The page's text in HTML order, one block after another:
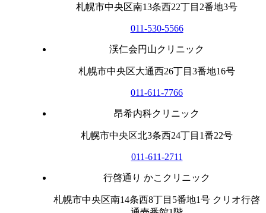
札幌市中央区南13条西22丁目2番地3号
011-530-5566
渓仁会円山クリニック
札幌市中央区大通西26丁目3番地16号
011-611-7766
昂希内科クリニック
札幌市中央区北3条西24丁目1番22号
011-611-2711
行啓通り かこクリニック
札幌市中央区南14条西8丁目5番地1号 クリオ行啓